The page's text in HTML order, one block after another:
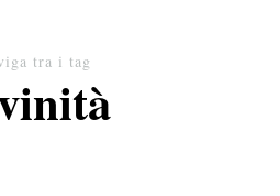
tra i tag